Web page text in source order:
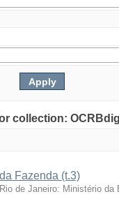
collection:
Fazenda (t.3)
Rio de Janeiro: Ministério